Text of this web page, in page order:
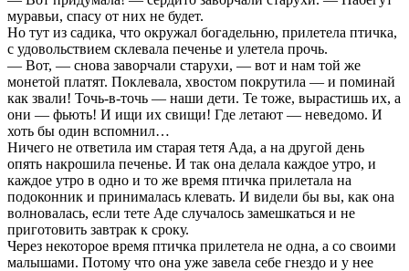
муравьи, спасу от них не будет.
Но тут из садика, что окружал богадельню, прилетела птичка,
с удовольствием склевала печенье и улетела прочь.
— Вот, — снова заворчали старухи, — вот и нам той же
монетой платят. Поклевала, хвостом покрутила — и поминай
как звали! Точь-в-точь — наши дети. Те тоже, вырастишь их, а
они — фьють! И ищи их свищи! Где летают — неведомо. И
хоть бы один вспомнил…
Ничего не ответила им старая тетя Ада, а на другой день
опять накрошила печенье. И так она делала каждое утро, и
каждое утро в одно и то же время птичка прилетала на
подоконник и принималась клевать. И видели бы вы, как она
волновалась, если тете Аде случалось замешкаться и не
приготовить завтрак к сроку.
Через некоторое время птичка прилетела не одна, а со своими
малышами. Потому что она уже завела себе гнездо и у нее